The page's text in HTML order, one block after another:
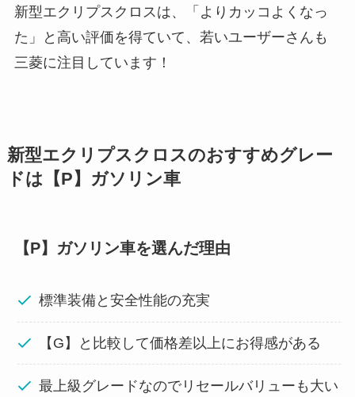
新型エクリプスクロスは、「よりカッコよくなっ
た」と高い評価を得ていて、若いユーザーさんも
三菱に注目しています！
新型エクリプスクロスのおすすめグレー
ドは【P】ガソリン車
【P】ガソリン車を選んだ理由
標準装備と安全性能の充実
【G】と比較して価格差以上にお得感がある
最上級グレードなのでリセールバリューも大い